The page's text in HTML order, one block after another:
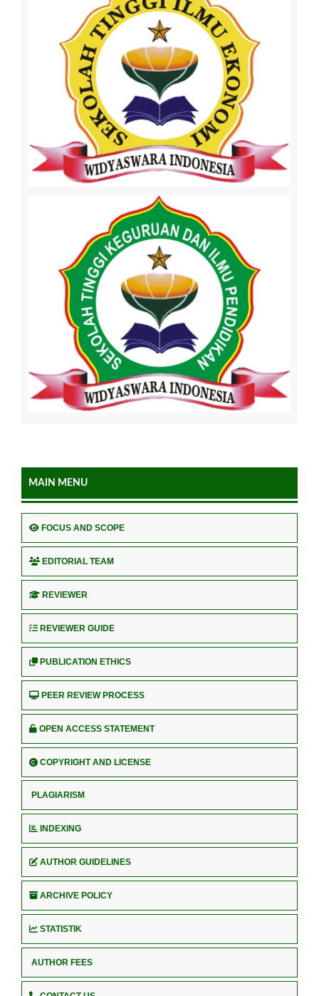
MAIN MENU
FOCUS AND SCOPE
EDITORIAL TEAM
REVIEWER
REVIEWER GUIDE
PUBLICATION ETHICS
PEER REVIEW PROCESS
OPEN ACCESS STATEMENT
COPYRIGHT AND LICENSE
PLAGIARISM
INDEXING
AUTHOR GUIDELINES
ARCHIVE POLICY
STATISTIK
AUTHOR FEES